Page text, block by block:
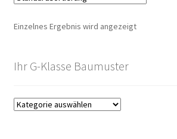
Einzelnes Ergebnis wird angezeigt
Ihr G-Klasse Baumuster